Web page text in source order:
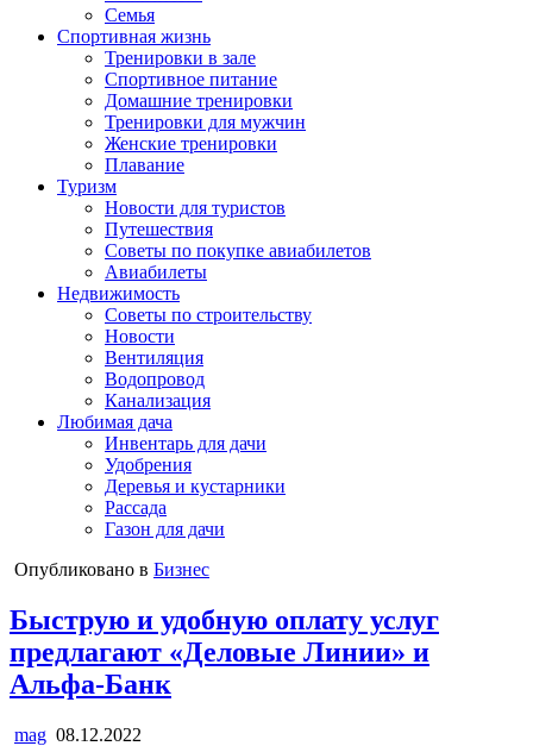
Семья
Спортивная жизнь
Тренировки в зале
Спортивное питание
Домашние тренировки
Тренировки для мужчин
Женские тренировки
Плавание
Туризм
Новости для туристов
Путешествия
Советы по покупке авиабилетов
Авиабилеты
Недвижимость
Советы по строительству
Новости
Вентиляция
Водопровод
Канализация
Любимая дача
Инвентарь для дачи
Удобрения
Деревья и кустарники
Рассада
Газон для дачи
Опубликовано в Бизнес
Быструю и удобную оплату услуг
предлагают «Деловые Линии» и
Альфа-Банк
mag 08.12.2022